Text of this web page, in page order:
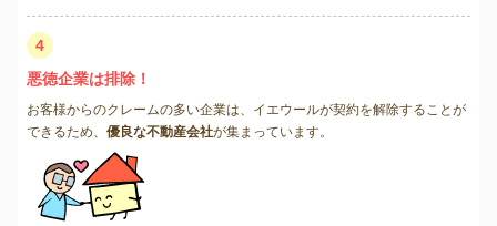
4
悪徳企業は排除！
お客様からのクレームの多い企業は、イエウールが契約を解除することが
できるため、 優良な不動産会社が集まっています。